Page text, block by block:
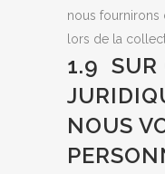
nous fournirons
lors de la
1.9 SUR
NOUS